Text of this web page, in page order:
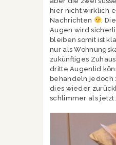
hier nicht wirklich
Nachrichten
.
Augen wird
bleiben somit ist
nur als
zukünftiges
dritte Augenlid
behandeln jedoch
dies wieder
schlimmer als jetzt.